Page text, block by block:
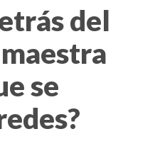
del
se